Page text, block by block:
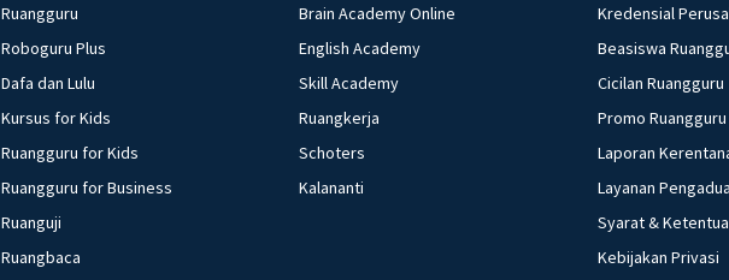
Ruangguru
Roboguru Plus
Dafa dan Lulu
Kursus for Kids
Ruangguru for Kids
Ruangguru for Business
Ruanguji
Ruangbaca
Brain Academy Online
English Academy
Skill Academy
Ruangkerja
Schoters
Kalananti
Kredensial
Beasiswa
Cicilan Ruangguru
Promo Ruangguru
Laporan
Layanan
Syarat &
Kebijakan Privasi